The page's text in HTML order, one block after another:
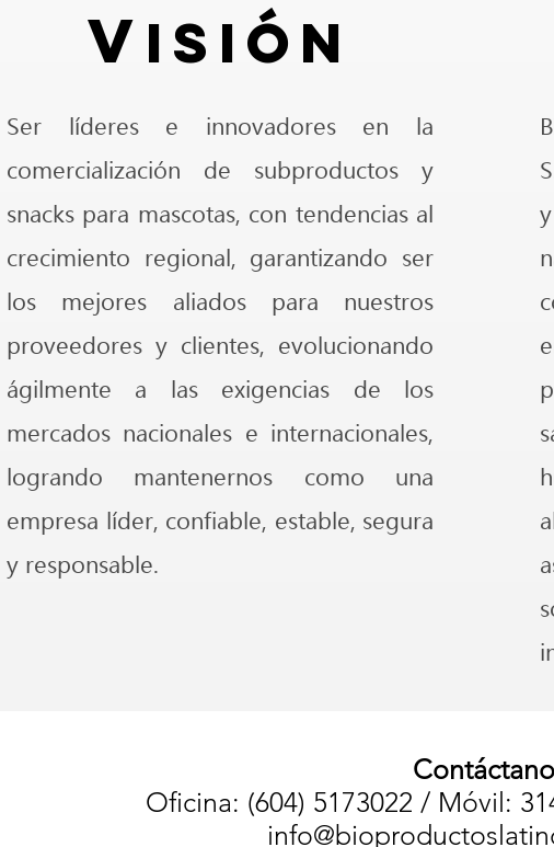
V isión
Ser líderes e innovadores en la
comercialización de subproductos y
snacks para mascotas, con tendencias al
crecimiento regional, garantizando ser
los mejores aliados para nuestros
proveedores y clientes, evolucionando
ágilmente a las exigencias de los
mercados nacionales e internacionales,
logrando mantenernos como una
empresa líder, confiable, estable, segura
y responsable.
Oficina: (604) 5173022 / Móvil: